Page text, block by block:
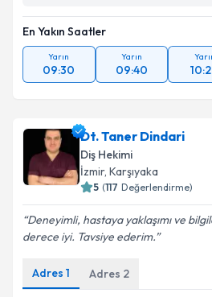
En Yakın Saatler
Yarın
09:30
Yarın
09:40
Dt. Taner Dindari
Diş Hekimi
İzmir, Karşıyaka
5 (117 Değerlendirme)
Deneyimli, hastaya yaklaşımı ve
derece iyi. Tavsiye ederim.
Adres 1 Adres 2